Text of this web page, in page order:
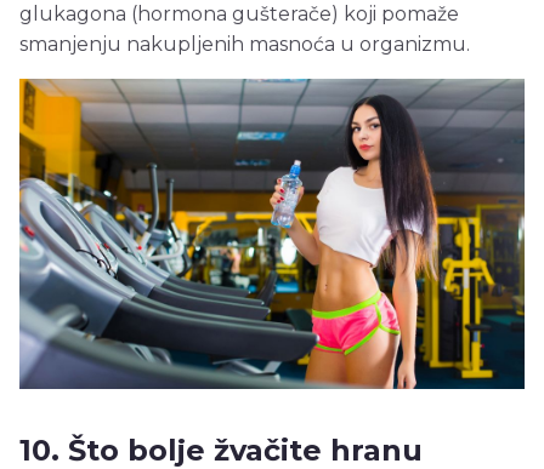
glukagona (hormona gušterače) koji pomaže
smanjenju nakupljenih masnoća u organizmu.
10. Što bolje žvačite hranu